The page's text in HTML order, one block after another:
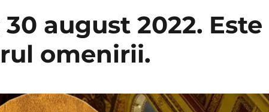
august 2022. Este
omenirii.